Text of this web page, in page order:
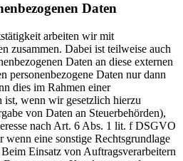
Daten
arbeiten wir mit
zusammen. Dabei ist teilweise auch
Daten an diese externen
personenbezogene Daten nur dann
dies im Rahmen einer
wenn wir gesetzlich hierzu
von Daten an Steuerbehörden),
nach Art. 6 Abs. 1 lit. f DSGVO
wenn eine sonstige Rechtsgrundlage
Einsatz von Auftragsverarbeitern